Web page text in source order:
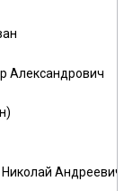
Александрович
Андреевич